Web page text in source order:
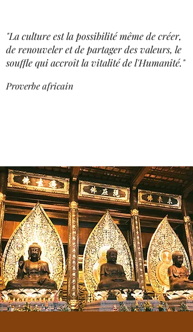
"La culture est la possibilité même de créer,
de renouveler et de partager des valeurs, le
souffle qui accroît la vitalité de l'Humanité."
Proverbe africain